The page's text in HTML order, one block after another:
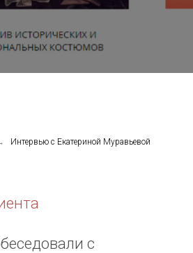
Интервью с Екатериной Муравьевой
с